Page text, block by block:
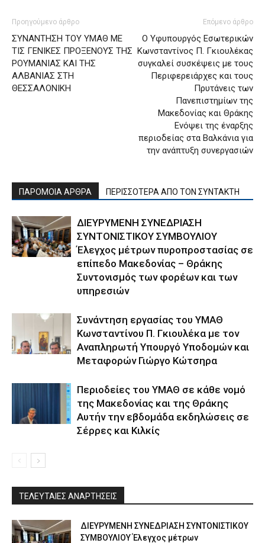
Προηγούμενο άρθρο
ΣΥΝΑΝΤΗΣΗ ΤΟΥ ΥΜΑΘ ΜΕ
ΤΙΣ ΓΕΝΙΚΕΣ ΠΡΟΞΕΝΟΥΣ ΤΗΣ
ΡΟΥΜΑΝΙΑΣ ΚΑΙ ΤΗΣ
ΑΛΒΑΝΙΑΣ ΣΤΗ
ΘΕΣΣΑΛΟΝΙΚΗ
Επόμενο άρθρο
Ο Υφυπουργός Εσωτερικών
Κωνσταντίνος Π. Γκιουλέκας
συγκαλεί συσκέψεις με τους
Περιφερειάρχες και τους
Πρυτάνεις των
Πανεπιστημίων της
Μακεδονίας και Θράκης
Ενόψει της έναρξης
περιοδείας στα Βαλκάνια για
την ανάπτυξη συνεργασιών
ΠΑΡΟΜΟΙΑ ΑΡΘΡΑ ΠΕΡΙΣΣΟΤΕΡΑ ΑΠΟ ΤΟΝ ΣΥΝΤΑΚΤΗ
ΔΙΕΥΡΥΜΕΝΗ ΣΥΝΕΔΡΙΑΣΗ
ΣΥΝΤΟΝΙΣΤΙΚΟΥ ΣΥΜΒΟΥΛΙΟΥ
Έλεγχος μέτρων πυροπροστασίας σε
επίπεδο Μακεδονίας – Θράκης
Συντονισμός των φορέων και των
υπηρεσιών
Συνάντηση εργασίας του ΥΜΑΘ
Κωνσταντίνου Π. Γκιουλέκα με τον
Αναπληρωτή Υπουργό Υποδομών και
Μεταφορών Γιώργο Κώτσηρα
Περιοδείες του ΥΜΑΘ σε κάθε νομό
της Μακεδονίας και της Θράκης
Αυτήν την εβδομάδα εκδηλώσεις σε
Σέρρες και Κιλκίς
ΤΕΛΕΥΤΑΙΕΣ ΑΝΑΡΤΗΣΕΙΣ
ΔΙΕΥΡΥΜΕΝΗ ΣΥΝΕΔΡΙΑΣΗ ΣΥΝΤΟΝΙΣΤΙΚΟΥ
ΣΥΜΒΟΥΛΙΟΥ Έλεγχος μέτρων